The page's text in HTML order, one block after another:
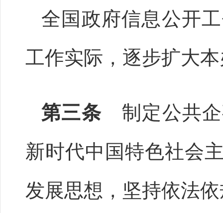
全国政府信息公开
工作实际，逐步扩大
第三条制定公共企
新时代中国特色社会
发展思想，坚持依法